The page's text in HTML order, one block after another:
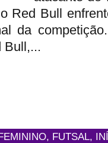
Red Bull
da
Bull,...
, FUTSAL,